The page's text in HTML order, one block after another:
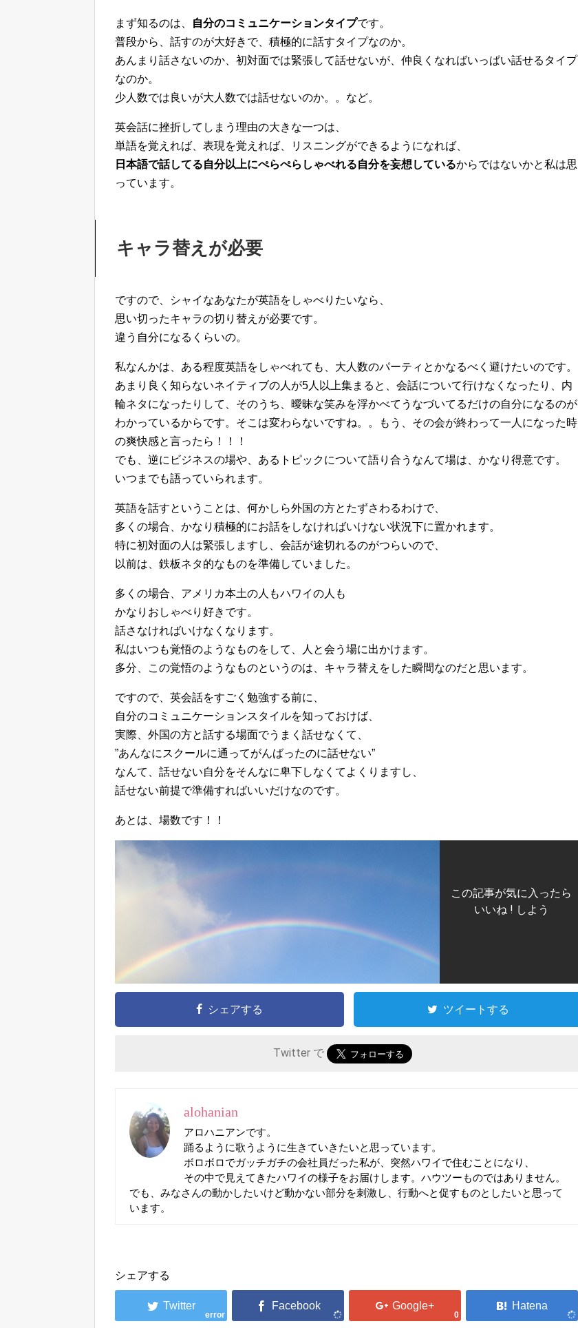
まず知るのは、 自分のコミュニケーションタイプです。
普段から、話すのが大好きで、積極的に話すタイプなのか。
あんまり話さないのか、初対面では緊張して話せないが、仲良くなればいっぱい話せるタイプ
なのか。
少人数では良いが大人数では話せないのか。。など。
英会話に挫折してしまう理由の大きな一つは、
単語を覚えれば、表現を覚えれば、リスニングができるようになれば、
日本語で話してる自分以上にぺらぺらしゃべれる自分を妄想しているからではないかと私は思
っています。
キャラ替えが必要
ですので、シャイなあなたが英語をしゃべりたいなら、
思い切ったキャラの切り替えが必要です。
違う自分になるくらいの。
私なんかは、ある程度英語をしゃべれても、大人数のパーティとかなるべく避けたいのです。
あまり良く知らないネイティブの人が5人以上集まると、会話について行けなくなったり、内
輪ネタになったりして、そのうち、曖昧な笑みを浮かべてうなづいてるだけの自分になるのが
わかっているからです。そこは変わらないですね。。もう、その会が終わって一人になった時
の爽快感と言ったら！！！
でも、逆にビジネスの場や、あるトピックについて語り合うなんて場は、かなり得意です。
いつまでも語っていられます。
英語を話すということは、何かしら外国の方とたずさわるわけで、
多くの場合、かなり積極的にお話をしなければいけない状況下に置かれます。
特に初対面の人は緊張しますし、会話が途切れるのがつらいので、
以前は、鉄板ネタ的なものを準備していました。
多くの場合、アメリカ本土の人もハワイの人も
かなりおしゃべり好きです。
話さなければいけなくなります。
私はいつも覚悟のようなものをして、人と会う場に出かけます。
多分、この覚悟のようなものというのは、キャラ替えをした瞬間なのだと思います。
ですので、英会話をすごく勉強する前に、
自分のコミュニケーションスタイルを知っておけば、
実際、外国の方と話する場面でうまく話せなくて、
”あんなにスクールに通ってがんばったのに話せない”
なんて、話せない自分をそんなに卑下しなくてよくりますし、
話せない前提で準備すればいいだけなのです。
あとは、場数です！！
この記事が気に入ったら
いいね ! しよう
シェアする ツイートする
Twitter で
alohanian
アロハニアンです。
踊るように歌うように生きていきたいと思っています。
ボロボロでガッチガチの会社員だった私が、突然ハワイで住むことになり、
その中で見えてきたハワイの様子をお届けします。ハウツーものではありません。
でも、みなさんの動かしたいけど動かない部分を刺激し、行動へと促すものとしたいと思って
います。
シェアする
error 0